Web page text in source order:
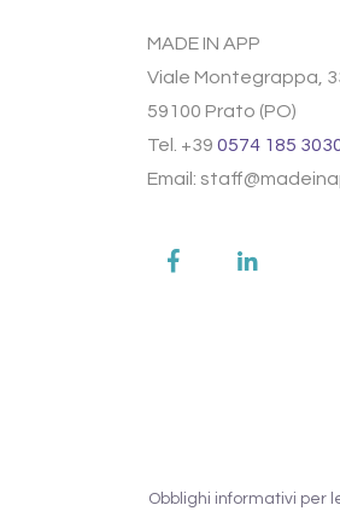
MADE IN APP
Viale Montegrappa,
59100 Prato (PO)
Tel. +39 0574 185
Email:
Obblighi informativi per